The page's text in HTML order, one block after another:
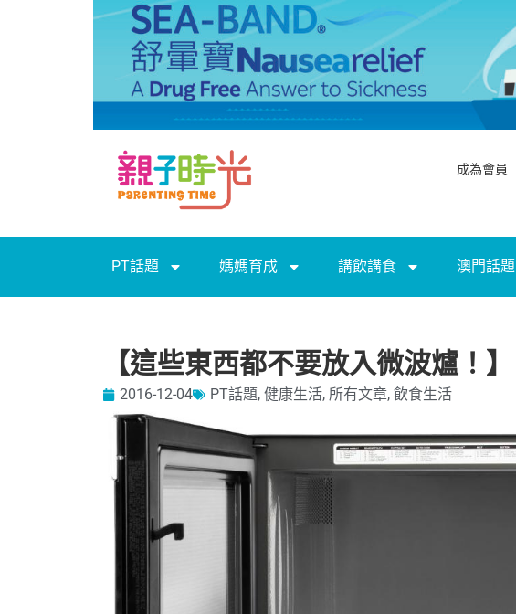
成為會員
PT話題 媽媽育成 講飲講食 澳門話題
【這些東西都不要放入微波爐！】
2016-12-04 PT話題, 健康生活, 所有文章, 飲食生活